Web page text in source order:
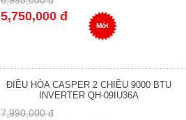
5,750,000 đ
Mới
ĐIỀU HÒA CASPER 2 CHIỀU 9000 BTU
INVERTER QH-09IU36A
7,990,000 đ